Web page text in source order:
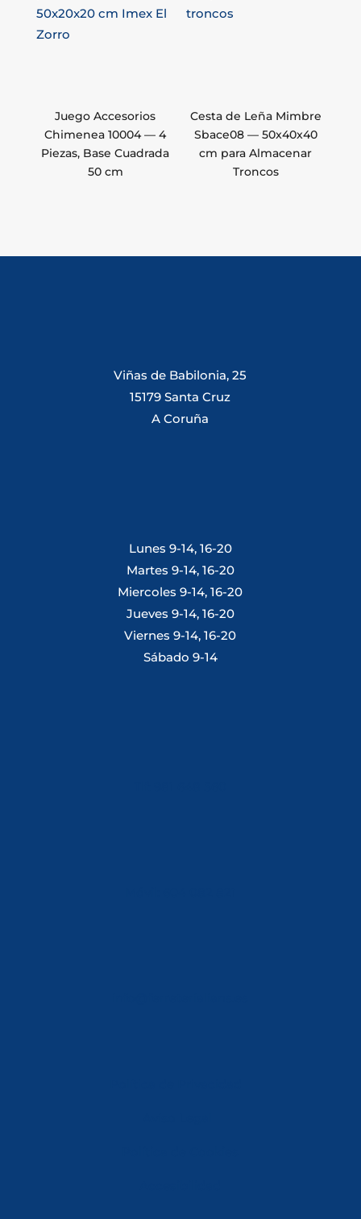
Juego Accesorios
Chimenea 10004 — 4
Piezas, Base Cuadrada
50 cm
Cesta de Leña Mimbre
Sbace08 — 50x40x40
cm para Almacenar
Troncos
Viñas de Babilonia, 25
15179 Santa Cruz
A Coruña
Lunes 9-14, 16-20
Martes 9-14, 16-20
Miercoles 9-14, 16-20
Jueves 9-14, 16-20
Viernes 9-14, 16-20
Sábado 9-14